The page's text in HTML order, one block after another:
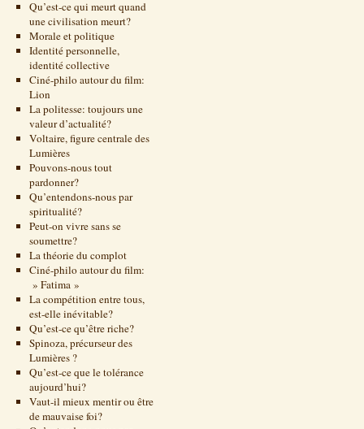
Qu’est-ce qui meurt quand
une civilisation meurt?
Morale et politique
Identité personnelle,
identité collective
Ciné-philo autour du film:
Lion
La politesse: toujours une
valeur d’actualité?
Voltaire, figure centrale des
Lumières
Pouvons-nous tout
pardonner?
Qu’entendons-nous par
spiritualité?
Peut-on vivre sans se
soumettre?
La théorie du complot
Ciné-philo autour du film:
» Fatima »
La compétition entre tous,
est-elle inévitable?
Qu’est-ce qu’être riche?
Spinoza, précurseur des
Lumières ?
Qu’est-ce que le tolérance
aujourd’hui?
Vaut-il mieux mentir ou être
de mauvaise foi?